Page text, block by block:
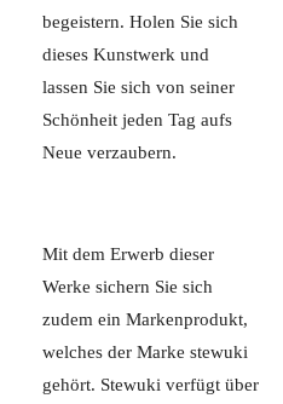
begeistern. Holen Sie sich
dieses Kunstwerk und
lassen Sie sich von seiner
Schönheit jeden Tag aufs
Neue verzaubern.
Mit dem Erwerb dieser
Werke sichern Sie sich
zudem ein Markenprodukt,
welches der Marke stewuki
gehört. Stewuki verfügt über